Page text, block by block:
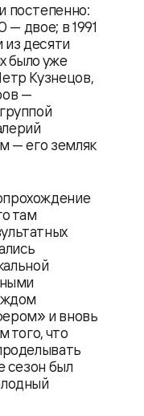
постепенно:
— двое; в 1991
из десяти
было уже
Кузнецов,
—
— его земляк
там
и вновь
того, что
сезон был